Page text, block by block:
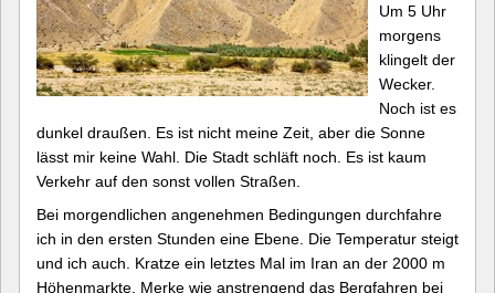
Um 5 Uhr
morgens
klingelt der
Wecker.
Noch ist es
dunkel draußen. Es ist nicht meine Zeit, aber die Sonne
lässt mir keine Wahl. Die Stadt schläft noch. Es ist kaum
Verkehr auf den sonst vollen Straßen.
Bei morgendlichen angenehmen Bedingungen durchfahre
ich in den ersten Stunden eine Ebene. Die Temperatur steigt
und ich auch. Kratze ein letztes Mal im Iran an der 2000 m
Höhenmarkte. Merke wie anstrengend das Bergfahren bei